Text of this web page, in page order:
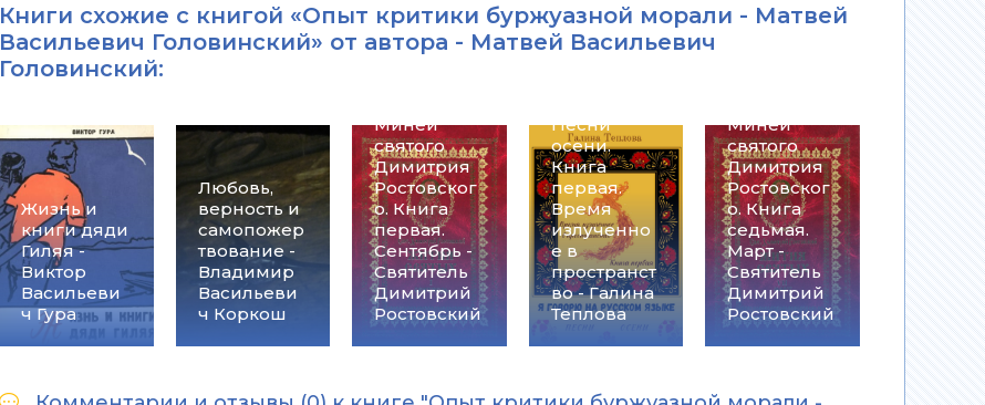
Книги схожие с книгой «Опыт критики буржуазной морали - Матвей
Васильевич Головинский» от автора - Матвей Васильевич
Головинский:
Жизнь и
книги дяди
Гиляя -
Виктор
Васильеви
ч Гура
Любовь,
верность и
самопожер
твование -
Владимир
Васильеви
ч Коркош
языке,
изложенны
Миней
святого
Димитрия
Ростовског
о. Книга
первая.
Сентябрь -
Святитель
Димитрий
Ростовский
Песни
осени.
Книга
первая.
Время
излученно
е в
пространст
во - Галина
Теплова
языке,
Миней
святого
Димитрия
Ростовског
о. Книга
седьмая.
Март -
Святитель
Димитрий
Ростовский